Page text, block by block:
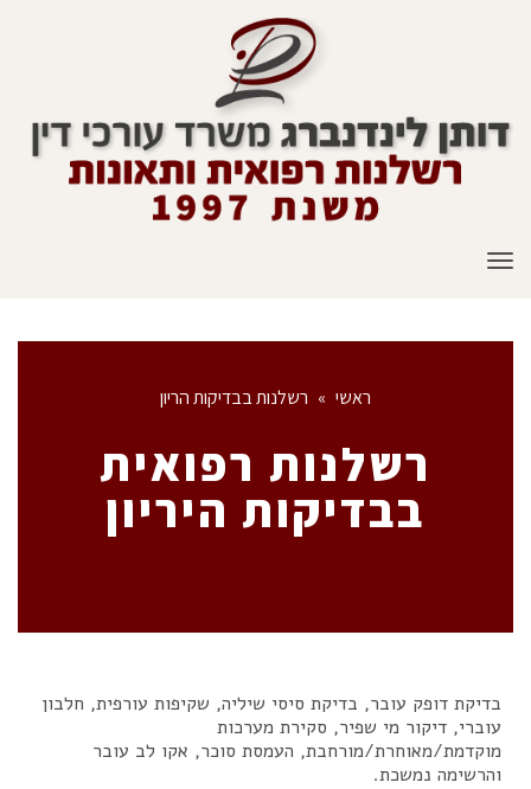
תפריט
ראשי » רשלנות בבדיקות הריון
רשלנות רפואית
בבדיקות היריון
בדיקת דופק עובר, בדיקת סיסי שיליה, שקיפות עורפית, חלבון
עוברי, דיקור מי שפיר, סקירת מערכות
מוקדמת/מאוחרת/מורחבת, העמסת סוכר, אקו לב עובר
והרשימה נמשכת.